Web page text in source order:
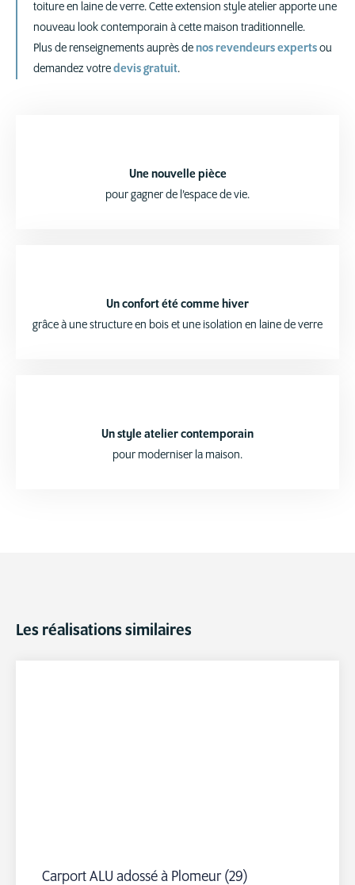
toiture en laine de verre. Cette extension style atelier apporte une
nouveau look contemporain à cette maison traditionnelle.
Plus de renseignements auprès denos revendeurs expertsou
demandez votredevis gratuit.
Une nouvelle pièce
pour gagner de l’espace de vie.
Un confort été comme hiver
grâce à une structure en bois et une isolation en laine de verre
Un style atelier contemporain
pour moderniser la maison.
Les réalisations similaires
Carport ALU adossé à Plomeur (29)